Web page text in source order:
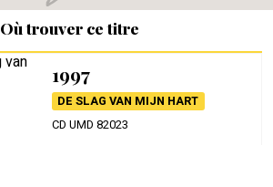
Où trouver ce titre
1997
DE SLAG VAN MIJN HART
CD UMD 82023